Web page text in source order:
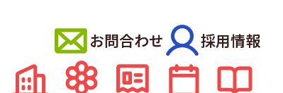
お問合わせ 採用情報